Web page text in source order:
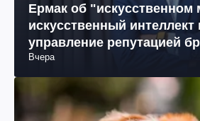
Ермак об "искусственном
искусственный интеллект
управление репутацией
Вчера